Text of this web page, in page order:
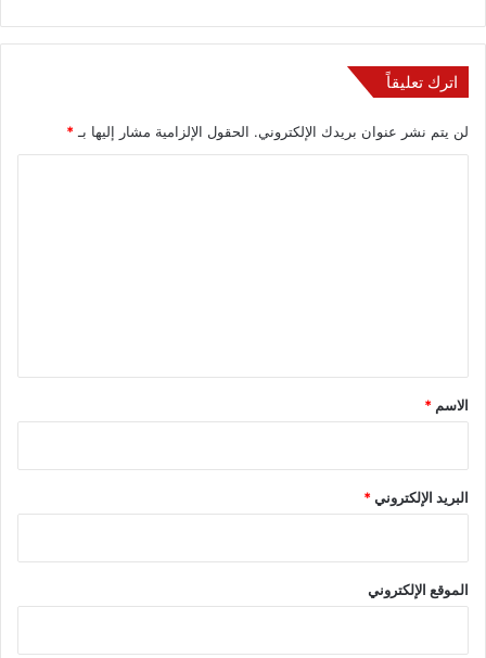
اترك تعليقاً
لن يتم نشر عنوان بريدك الإلكتروني. الحقول الإلزامية مشار إليها بـ*
*
الاسم *
البريد الإلكتروني*
الموقع الإلكتروني